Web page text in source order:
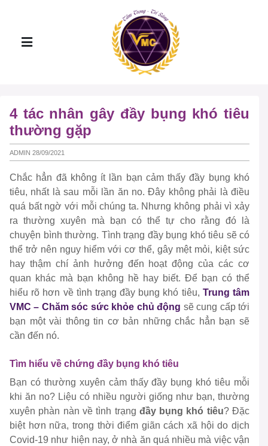
4 tác nhân gây đầy bụng khó tiêu
thường gặp
ADMIN 28/09/2021
Chắc hẳn đã không ít lần bạn cảm thấy đầy bụng khó
tiêu, nhất là sau mỗi lần ăn no. Đây không phải là điều
quá bất ngờ với mỗi chúng ta. Nhưng không phải vì xảy
ra thường xuyên mà bạn có thể tự cho rằng đó là
chuyện bình thường. Tình trạng đầy bụng khó tiêu sẽ có
thể trở nên nguy hiểm với cơ thể, gây mệt mỏi, kiệt sức
hay thậm chí ảnh hưởng đến hoạt động của các cơ
quan khác mà bạn không hề hay biết. Để bạn có thể
hiểu rõ hơn về tình trạng đầy bụng khó tiêu, Trung tâm
VMC – Chăm sóc sức khỏe chủ động sẽ cung cấp tới
bạn một vài thông tin cơ bản những chắc hẳn bạn sẽ
cần đến nó.
Tìm hiểu về chứng đầy bụng khó tiêu
Bạn có thường xuyên cảm thấy đầy bụng khó tiêu mỗi
khi ăn no? Liệu có nhiều người giống như bạn, thường
xuyên phàn nàn về tình trạng đầy bụng khó tiêu? Đặc
biệt hơn nữa, trong thời điểm giãn cách xã hội do dịch
Covid-19 như hiện nay, ở nhà ăn quá nhiều mà việc vận